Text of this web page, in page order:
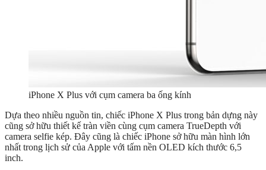
iPhone X Plus với cụm camera ba ống kính
Dựa theo nhiều nguồn tin, chiếc iPhone X Plus trong bản dựng này
cũng sở hữu thiết kế tràn viền cùng cụm camera TrueDepth với
camera selfie kép. Đây cũng là chiếc iPhone sở hữu màn hình lớn
nhất trong lịch sử của Apple với tấm nền OLED kích thước 6,5
inch.